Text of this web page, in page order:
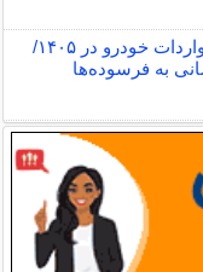
ابلاغ قوانین جدید اسقاط و واردات خودرو در ۱۴۰۵/
به فرسوده‌ها